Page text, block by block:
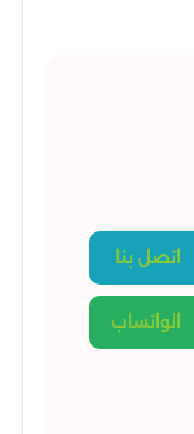
اتصل بنا
الواتساب